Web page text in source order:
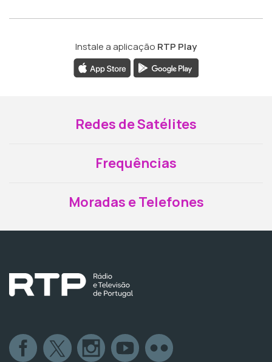
Instale a aplicação RTP Play
Redes de Satélites
Frequências
Moradas e Telefones